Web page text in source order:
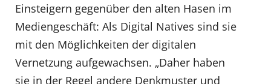
Einsteigern gegenüber den alten Hasen im
Mediengeschäft: Als Digital Natives sind sie
mit den Möglichkeiten der digitalen
Vernetzung aufgewachsen. „Daher haben
sie in der Regel andere Denkmuster und